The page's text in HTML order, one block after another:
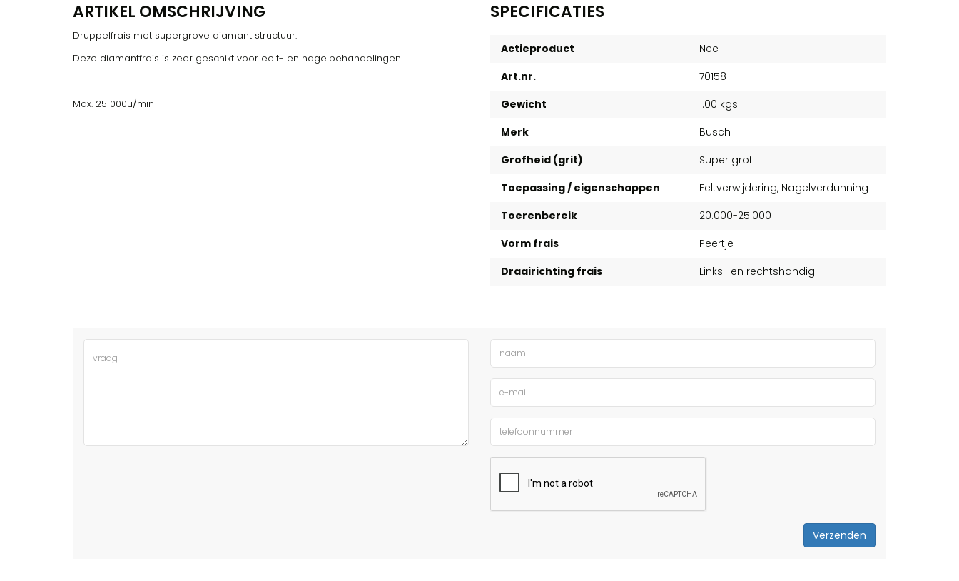
ARTIKEL OMSCHRIJVING
Druppelfrais met supergrove diamant structuur.
Deze diamantfrais is zeer geschikt voor eelt- en nagelbehandelingen.
Max. 25 000u/min
SPECIFICATIES
Actieproduct
Nee
Art.nr.
70158
Gewicht
1.00 kgs
Merk
Busch
Grofheid (grit)
Super grof
Toepassing / eigenschappen
Eeltverwijdering, Nagelverdunning
Toerenbereik
20.000-25.000
Vorm frais
Peertje
Draairichting frais
Links- en rechtshandig
Verzenden